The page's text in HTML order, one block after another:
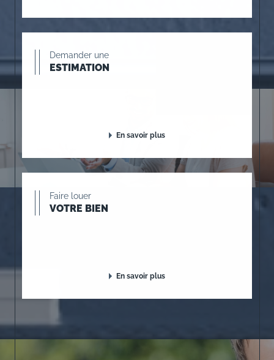
Demander une
ESTIMATION
En savoir plus
Faire louer
VOTRE BIEN
En savoir plus